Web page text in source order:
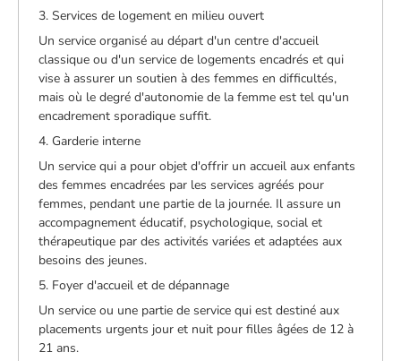
3. Services de logement en milieu ouvert
Un service organisé au départ d'un centre d'accueil
classique ou d'un service de logements encadrés et qui
vise à assurer un soutien à des femmes en difficultés,
mais où le degré d'autonomie de la femme est tel qu'un
encadrement sporadique suffit.
4. Garderie interne
Un service qui a pour objet d'offrir un accueil aux enfants
des femmes encadrées par les services agréés pour
femmes, pendant une partie de la journée. Il assure un
accompagnement éducatif, psychologique, social et
thérapeutique par des activités variées et adaptées aux
besoins des jeunes.
5. Foyer d'accueil et de dépannage
Un service ou une partie de service qui est destiné aux
placements urgents jour et nuit pour filles âgées de 12 à
21 ans.